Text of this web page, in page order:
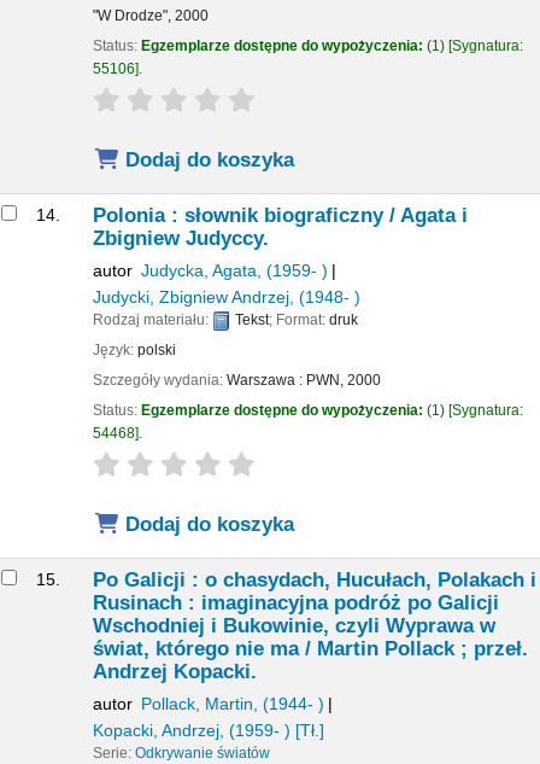
"W Drodze", 2000
Status: Egzemplarze dostępne do wypożyczenia: (1) Sygnatura:
55106 .
star rating
Dodaj do koszyka
14. Polonia : słownik biograficzny / Agata i
Zbigniew Judyccy.
autor Judycka, Agata , (1959- )
Judycki, Zbigniew Andrzej, (1948- )
Rodzaj materiału: Tekst; Format: druk
Język: polski
Szczegóły wydania: Warszawa : PWN, 2000
Status: Egzemplarze dostępne do wypożyczenia: (1) Sygnatura:
54468 .
star rating
Dodaj do koszyka
15.
Po Galicji : o chasydach, Hucułach, Polakach i
Rusinach : imaginacyjna podróż po Galicji
Wschodniej i Bukowinie, czyli Wyprawa w
świat, którego nie ma / Martin Pollack ; przeł.
Andrzej Kopacki.
autor Pollack, Martin , (1944- )
Kopacki, Andrzej, (1959- ) [Tł.]
Serie: Odkrywanie światów